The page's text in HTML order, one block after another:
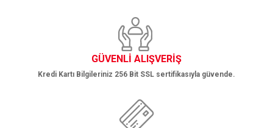
Gönder
GÜVENLİ ALIŞVERİŞ
Kredi Kartı Bilgileriniz 256 Bit SSL sertifikasıyla güvende.